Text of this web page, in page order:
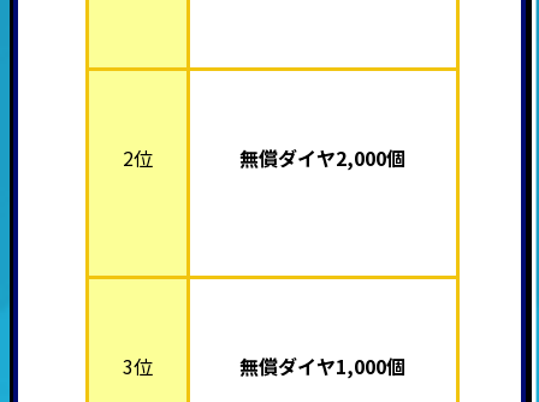
2位 無償ダイヤ2,000個
3位 無償ダイヤ1,000個